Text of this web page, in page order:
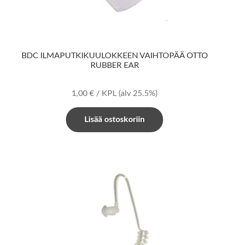
BDC ILMAPUTKIKUULOKKEEN VAIHTOPÄÄ OTTO
RUBBER EAR
1,00 € / KPL (alv 25.5%)
Lisää ostoskoriin